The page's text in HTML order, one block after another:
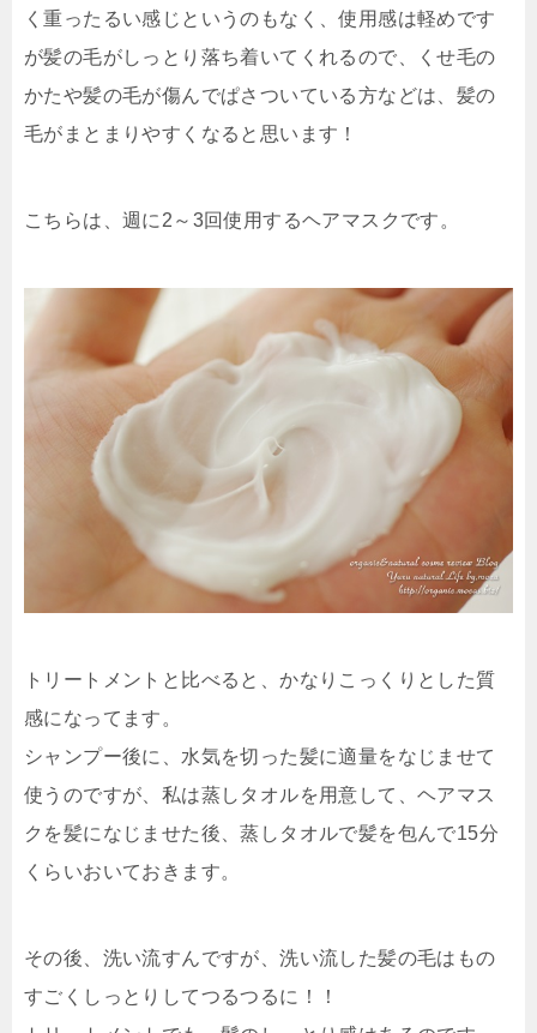
く重ったるい感じというのもなく、使用感は軽めです
が髪の毛がしっとり落ち着いてくれるので、くせ毛の
かたや髪の毛が傷んでぱさついている方などは、 髪の
毛がまとまりやすくなる と思います！
こちらは、週に2～3回使用するヘアマスクです。
トリートメントと比べると、かなりこっくりとした質
感になってます。
シャンプー後に、水気を切った髪に適量をなじませて
使うのですが、私は蒸しタオルを用意して、ヘアマス
クを髪になじませた後、蒸しタオルで髪を包んで15分
くらいおいておきます。
その後、洗い流すんですが、洗い流した髪の毛は もの
すごくしっとりしてつるつるに！！